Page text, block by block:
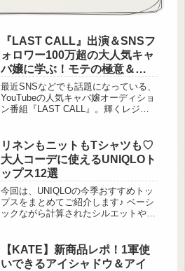
『LAST CALL』出演＆SNSフ
ォロワー100万超の大人気キャ
バ嬢に学ぶ！モテの極意＆美
の秘訣
最近SNSなどでも話題になっている、
YouTubeの人気キャバ嬢オーディショ
ン番組『LAST CALL』。輝くレジェ
が気になっているという人も多いので
は […]
リネンもニットもTシャツも♡
大人コーデに使えるUNIQLOト
ップス12選
今回は、UNIQLOの今季おすすめトッ
プスをまとめてご紹介します♪ ベーシ
ックながら計算されたシルエットや素
っていますよ！ 短め丈×ほどよいフィ
ット感で […]
【KATE】新商品レポ！1軍使
いできるアイシャドウ＆アイ